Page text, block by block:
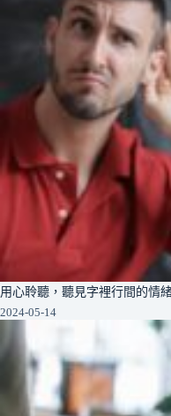
用心聆聽，聽見字裡行間的情
2024-05-14